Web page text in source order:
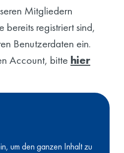
Mitgliedern
registriert sind,
Benutzerdaten ein.
Account, bitte hier
um den ganzen Inhalt zu